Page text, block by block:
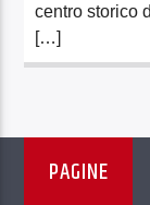
centro storico
[…]
PAGINE